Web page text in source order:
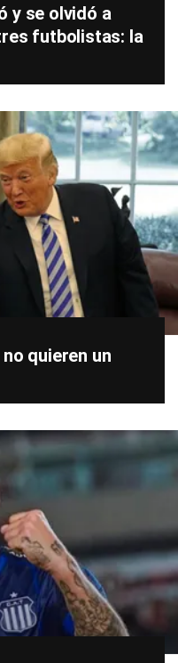
y se olvidó a
futbolistas: la
no quieren un